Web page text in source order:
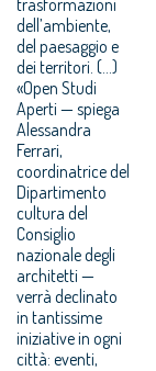
dell’ambiente,
del paesaggio e
dei territori. (...)
«Open Studi
Aperti — spiega
Alessandra
Ferrari,
coordinatrice del
Dipartimento
cultura del
Consiglio
nazionale degli
architetti —
verrà declinato
in tantissime
iniziative in ogni
città: eventi,